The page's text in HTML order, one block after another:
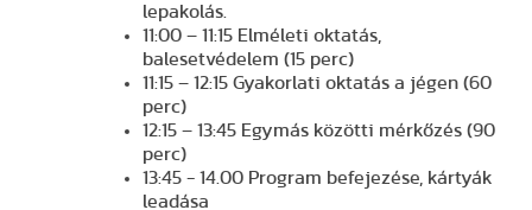
lepakolás.
11:00 – 11:15 Elméleti oktatás,
balesetvédelem (15 perc)
11:15 – 12:15 Gyakorlati oktatás a jégen (60
perc)
12:15 – 13:45 Egymás közötti mérkőzés (90
perc)
13:45 - 14.00 Program befejezése, kártyák
leadása